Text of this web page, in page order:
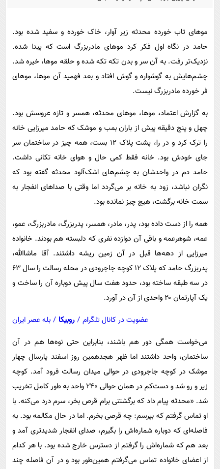
حوادث
محیط زیست
فرهنگی
بین الملل
حیات وحش
سیاست خارجی
پیامک
دانلود
موهای تاب خورده محدثه زیر آوار، خاک خورده و سفید شده بود.
حامد در نگاه اول فکر کرد موهای مادربزرگ است که پیدا شده.
نزدیک‌تر رفت. به آن سر و بدن تکه تکه شده و حلقه موها، خیره شد.
چشم‌هایش به گوشواره و گوش افتاد و بعد فهمید آن موها، موهای
فر خورده مادربزرگ نیست.
به گزارش اعتماد، موها، موهای محدثه، همسر و تازه عروسش بود.
چهل و پنج دقیقه پیش از باران بمب و موشک که حامد میرزایی خانه
را ترک کرد و در را، پشت پلاک ۱۲ بست، همه‌ چیز در ساختمان سر
جای خودش بود. خانه فقط کمی حال و هوای خانه تکانی داشت.
حامد دم در واحدشان به چشم‌های اشک‌آلود محدثه گفته بود که
نگران نباشد، زود به خانه بر می‌گردد اما وقتی با صداهای انفجار به
سمت خانه برگشت، هیچ چیز نمانده بود.
همه را از دست داده بود، پدر، مادر، همسر، پدربزرگ، مادربزرگ، عمو،
عمه، شوهرعمه و باقی آن دوازده نفری که دلبسته هم بودند. خانواده
میرزایی از دهه‌ها قبل در آن زمین ریشه داشتند. آقا ماشاالله،
پدربزرگ حامد که پلاک ۱۲ کوچه جاجرودی در محله رسالت را سال ۶۳
در سه طبقه ساخته بود، حدود هفت سال پیش دوباره آن را ساخت و
یک آپارتمان ۲۰ واحدی از آن در آورد.
عضویت در کانال تلگرام / روبیکا / بله عصر ایران
می‌خواست همگی دور هم باشند، بنابراین حتی نوه‌ها هم در آن
ساختمان، واحد داشتند اما ظهر هجدهمین روز اسفند پارسال چهار
موشک در کوچه جاجرودی در حوالی میدان رسالت فرود آمد. کوچه
زیر و رو شد و دست‌کم در همان حوالی ۲۴۰ واحد به ‌طور کامل تخریب
شد. «محدثه پیام داد که برگشتنی برام قرص بخر، سرم درد می‌کنه. با
او تماس گرفتم که بپرسم: ‌چه قرصی بخرم. اما در حال مکالمه بود. به
فاصله‌ای که دوباره شماره‌اش را بگیرم، صدای انفجار شدیدتری آمد و
بعد هم که شماره‌اش را گرفتم از دسترس خارج شده بود. با هر کدام
از اعضای خانواده تماس می‌گرفتم همین‌طور بود و در آن فاصله چند